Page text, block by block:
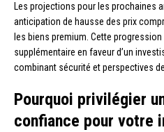
Les projections pour les prochaines
anticipation de hausse des prix
les biens premium. Cette
supplémentaire en faveur d’un
combinant sécurité et perspectives
Pourquoi privilégier
confiance pour votre